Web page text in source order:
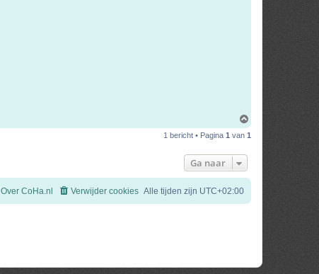
m
h
1 bericht • Pagina 1 van 1
Ga naar
Alle tijden zijn UTC+02:00
Verwijder cookies
Over CoHa.nl